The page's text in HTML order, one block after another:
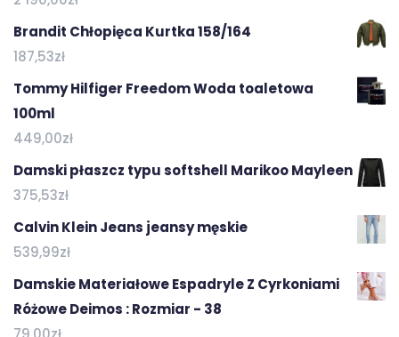
Brandit Chłopięca Kurtka 158/164
187,53zł
Tommy Hilfiger Freedom Woda toaletowa
100ml
449,00zł
Damski płaszcz typu softshell Marikoo Mayleen
375,53zł
Calvin Klein Jeans jeansy męskie
539,99zł
Damskie Materiałowe Espadryle Z Cyrkoniami
Różowe Deimos : Rozmiar - 38